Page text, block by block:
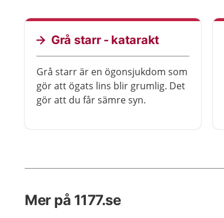
Grå starr - katarakt
Grå starr är en ögonsjukdom som
gör att ögats lins blir grumlig. Det
gör att du får sämre syn.
Mer på 1177.se